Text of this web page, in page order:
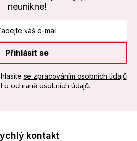
neunikne!
Přihlásit se
se zpracováním osobních údajů
o ochraně osobních údajů.
kontakt